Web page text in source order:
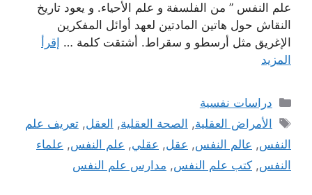
علم النفس ” من الفلسفة و علم الأحياء. و يعود تاريخ
النقاش حول هاتين المادتين لعهد أوائل المفكرين
الإغريق مثل أرسطو و سقراط. أشتقت كلمة … إقرأ
المزيد
التصنيفات
دراسات نفسية
الوسوم
الأمراض العقلية, الصحة العقلية, العقل,تعريف علم
النفس, عالم النفس, عقل, عقلي, علم النفس, علماء
النفس, كتب علم النفس, مدارس علم النفس